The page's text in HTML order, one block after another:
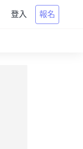
登入 報名